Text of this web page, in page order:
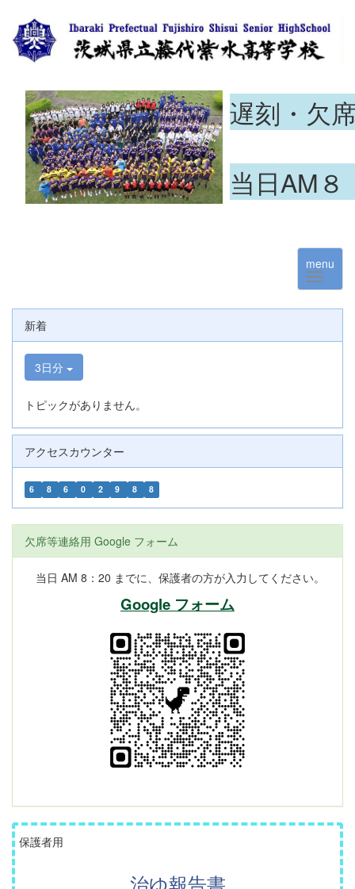
遅刻・欠
当日AM
menu
新着
3日分
トピックがありません。
アクセスカウンター
6 8 6 0 2 9 8 8
欠席等連絡用 Google フォーム
当日 AM 8：20 までに、保護者の方が入力してください。
Google フォーム
保護者用
治ゆ報告書